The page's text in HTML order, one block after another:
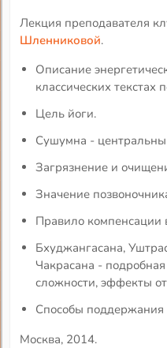
Лекция преподавателя
Шленниковой.
Описание
классических текстах
Цель йоги.
Сушумна -
Загрязнение и
Значение
Правило компенсации
Бхуджангасана,
Чакрасана -
сложности, эффекты
Способы поддержания
Москва, 2014.